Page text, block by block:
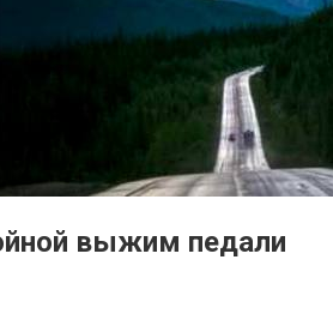
выжим педали